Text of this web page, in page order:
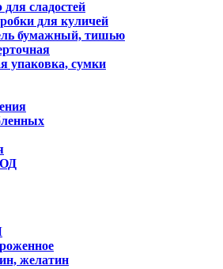
сладостей
для куличей
бумажный, тишью
упаковка, сумки
желатин